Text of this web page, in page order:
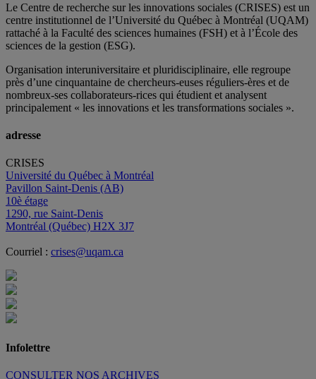
Le Centre de recherche sur les innovations sociales (CRISES) est un
centre institutionnel de l’Université du Québec à Montréal (UQAM)
rattaché à la Faculté des sciences humaines (FSH) et à l’École des
sciences de la gestion (ESG).
Organisation interuniversitaire et pluridisciplinaire, elle regroupe
près d’une cinquantaine de chercheurs-euses réguliers-ères et de
nombreux-ses collaborateurs-rices qui étudient et analysent
principalement « les innovations et les transformations sociales ».
adresse
CRISES
Université du Québec à Montréal
Pavillon Saint-Denis (AB)
10è étage
1290, rue Saint-Denis
Montréal (Québec) H2X 3J7
Courriel : crises@uqam.ca
Infolettre
CONSULTER NOS ARCHIVES